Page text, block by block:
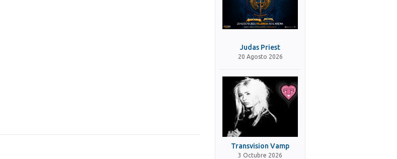
Judas Priest
20 Agosto 2026
Transvision Vamp
3 Octubre 2026